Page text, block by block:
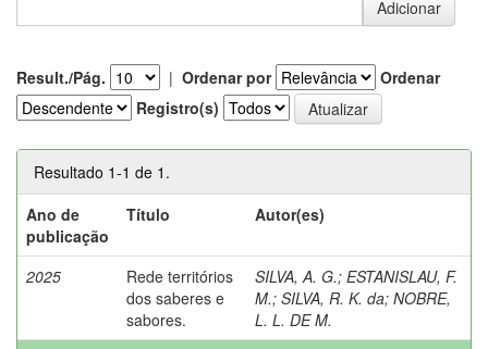
Result./Pág. | Ordenar por
Ordenar
Registro(s)
Resultado 1-1 de 1.
Ano de
publicação
Título Autor(es)
2025
Rede territórios
dos saberes e
sabores.
SILVA, A. G.; ESTANISLAU, F.
M.; SILVA, R. K. da; NOBRE,
L. L. DE M.